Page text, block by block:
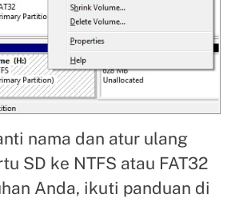
nama dan atur ulang
SD ke NTFS atau FAT32
Anda, ikuti panduan di